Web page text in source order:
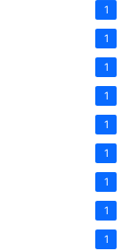
1
1
1
1
1
1
1
1
1